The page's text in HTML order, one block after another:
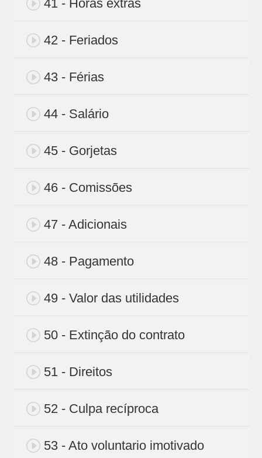
41 - Horas extras
42 - Feriados
43 - Férias
44 - Salário
45 - Gorjetas
46 - Comissões
47 - Adicionais
48 - Pagamento
49 - Valor das utilidades
50 - Extinção do contrato
51 - Direitos
52 - Culpa recíproca
53 - Ato voluntario imotivado